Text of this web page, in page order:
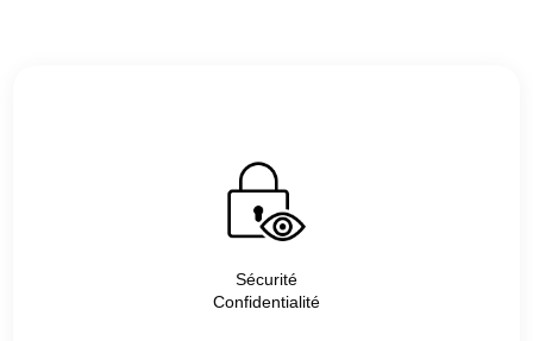
Sécurité
Confidentialité